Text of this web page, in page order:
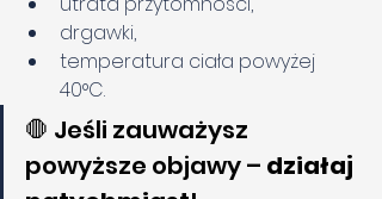
drgawki,
temperatura ciała powyżej
40°C.
🛑 Jeśli zauważysz
powyższe objawy – działaj